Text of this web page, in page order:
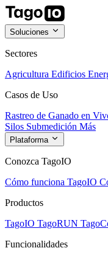
Soluciones
Sectores
Agricultura Edificios
Casos de Uso
Rastreo de Ganado en
Silos Submedición Más
Plataforma
Conozca TagoIO
Cómo funciona TagoIO
Productos
TagoIO TagoRUN
Funcionalidades